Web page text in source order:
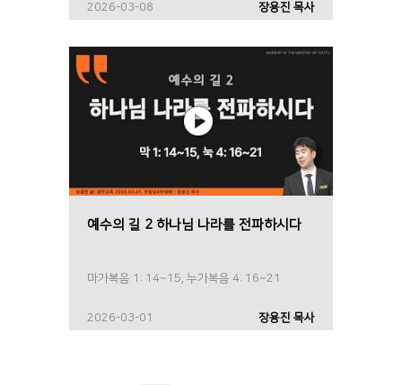
2026-03-08 장용진 목사
예수의 길 2 하나님 나라를 전파하시다
마가복음 1: 14~15, 누가복음 4: 16~21
2026-03-01 장용진 목사